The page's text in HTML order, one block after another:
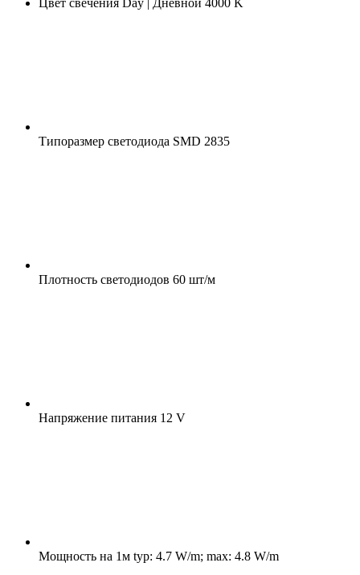
Типоразмер светодиода SMD 2835
Плотность светодиодов 60 шт/м
Напряжение питания 12 V
Мощность на 1м typ: 4.7 W/m; max: 4.8 W/m